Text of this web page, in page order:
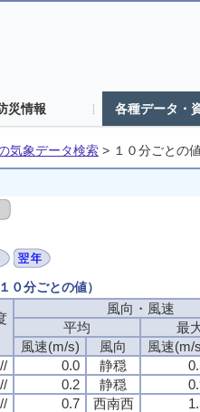
災情報 各種データ・
気象データ検索 > １０分ごとの
分ごとの値）
風向・風速
平均
最
風速(m/s)
風向
風速(m/
0.0 静穏
0.2 静穏
0.7 西南西